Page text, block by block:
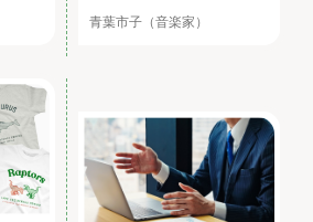
青葉市子（音楽家）